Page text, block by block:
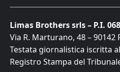
Limas Brothers srls – P.I.
Via R. Marturano, 48 – 90142
Testata giornalistica iscritta
Registro Stampa del